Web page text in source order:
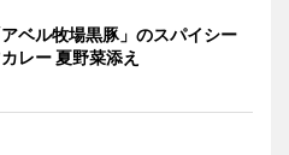
ベル牧場黒豚」のスパイシー
レー 夏野菜添え